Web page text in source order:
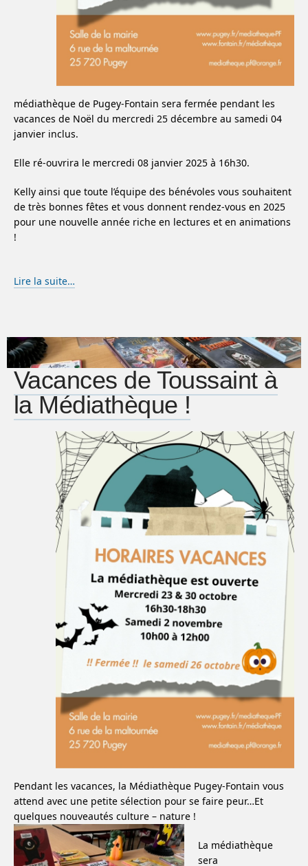
médiathèque de Pugey-Fontain sera fermée pendant les
vacances de Noël du mercredi 25 décembre au samedi 04
janvier inclus.
Elle ré-ouvrira le mercredi 08 janvier 2025 à 16h30.
Kelly ainsi que toute l’équipe des bénévoles vous souhaitent
de très bonnes fêtes et vous donnent rendez-vous en 2025
pour une nouvelle année riche en lectures et en animations
!
Lire la suite…
Vacances de Toussaint à
la Médiathèque !
Pendant les vacances, la Médiathèque Pugey-Fontain vous
attend avec une petite sélection pour se faire peur…Et
quelques nouveautés culture – nature !
La médiathèque
sera